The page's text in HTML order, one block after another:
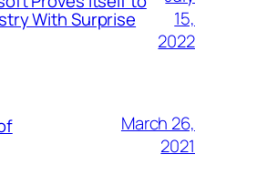
With Surprise
15,
2022
March 26,
2021